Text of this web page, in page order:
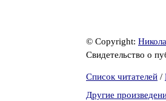
© Copyright:
Свидетельство о
Список читателей /
Другие